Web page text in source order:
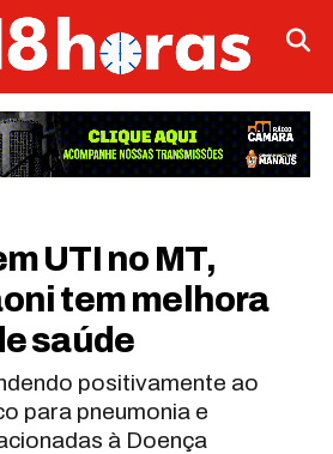
UTI no MT,
tem melhora
saúde
positivamente ao
para pneumonia e
à Doença